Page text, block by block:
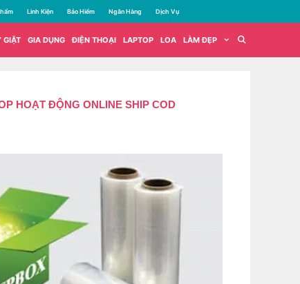
Linh Kiện Bảo Hiểm Ngân Hàng Dịch Vụ
GIẶT GIA DỤNG ĐIỆN THOẠI LAPTOP LOA LÀM ĐẸP
HOẠT ĐỘNG ONLINE SHIP COD